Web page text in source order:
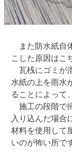
また防水紙自
こした原因はこ
瓦桟にゴミが
水紙の上を雨水
ることによって
施工の段階で
入り込んだ場合
材料を使用して
いのが怖い所で